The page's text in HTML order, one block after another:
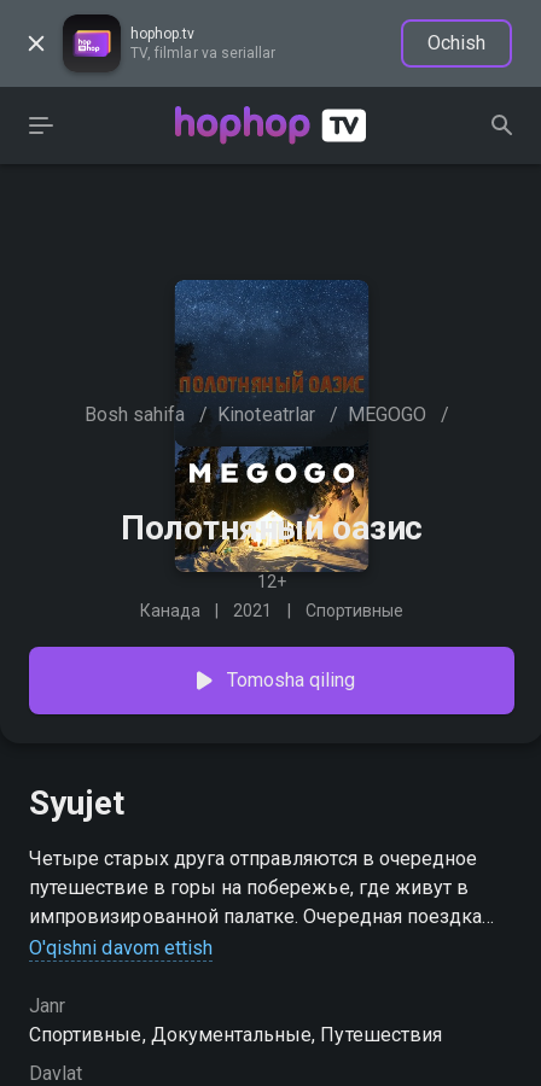
hophop.tv
TV, filmlar va seriallar
Ochish
Bosh sahifa / Kinoteatrlar / MEGOGO /
Полотняный оазис
12+
Канада
2021 Спортивные
Tomosha qiling
Syujet
Четыре старых друга отправляются в очередное
путешествие в горы на побережье, где живут в
импровизированной палатке. Очередная поездка
авантюристов рассказывает аудитории о
испытаниях и разных триумфах, которые героям
предстоит пережить.
O'qishni davom ettish
Janr
Спортивные, Документальные, Путешествия
Davlat